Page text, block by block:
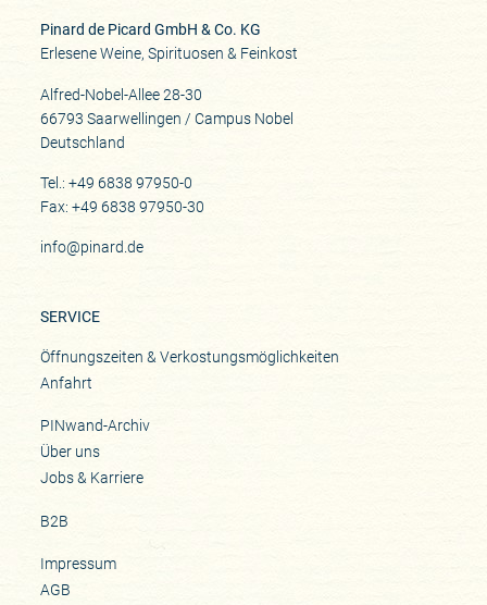
Pinard de Picard GmbH & Co. KG
Erlesene Weine, Spirituosen & Feinkost
Alfred-Nobel-Allee 28-30
66793 Saarwellingen / Campus Nobel
Deutschland
Tel.: +49 6838 97950-0
Fax: +49 6838 97950-30
info@pinard.de
SERVICE
Öffnungszeiten & Verkostungsmöglichkeiten
Anfahrt
PINwand-Archiv
Über uns
Jobs & Karriere
B2B
Impressum
AGB